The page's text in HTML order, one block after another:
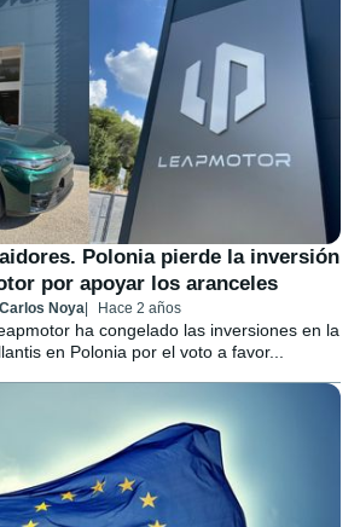
Polonia pierde la inversión
por apoyar los aranceles
Carlos Noya Hace 2 años
ha congelado las inversiones en la
en Polonia por el voto a favor...